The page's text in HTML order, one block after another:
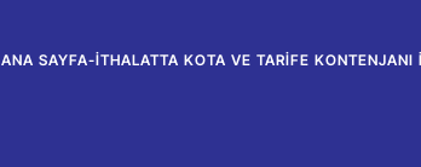
ANA SAYFA-İTHALATTA KOTA VE TARIFE